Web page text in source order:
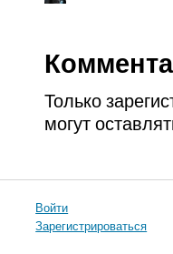
Только
могут
Войти
Зарегистрироваться